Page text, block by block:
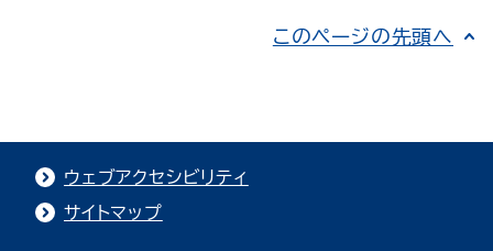
このページの先頭へ
ウェブアクセシビリティ
サイトマップ